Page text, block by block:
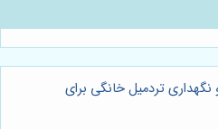
نگهداری تردمیل خانگی برای